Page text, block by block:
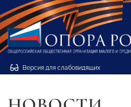
Версия для слабовидящих